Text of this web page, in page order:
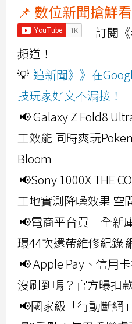
📌 數位新聞搶鮮看
訂閱
頻道！
💡 追新聞》》在
技玩家好文不漏接！
📢 Galaxy Z Fold8
工效能 同時爽玩
Bloom
📢Sony 1000X THE
工地實測降噪效果 空
📢電商平台買「全新
環44次還帶維修紀錄
📢 Apple Pay、信用
沒刷到嗎？官方曝扣
📢國家級「行動斷網